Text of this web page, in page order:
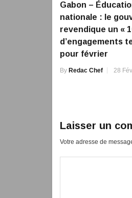
Gabon –
nationale : le
revendique un «
d’engagements
pour février
By Redac Chef 28
Laisser un
Votre adresse de